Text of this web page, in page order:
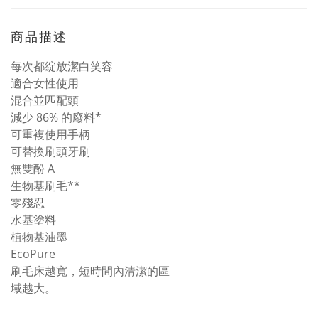
商品描述
每次都綻放潔白笑容
適合女性使用
混合並匹配頭
減少 86% 的廢料*
可重複使用手柄
可替換刷頭牙刷
無雙酚 A
生物基刷毛**
零殘忍
水基塗料
植物基油墨
EcoPure
刷毛床越寬，短時間內清潔的區
域越大。